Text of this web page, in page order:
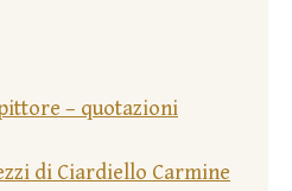
– quotazioni
di Ciardiello Carmine